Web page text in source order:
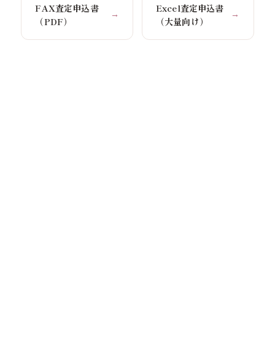
FAX査定申込書
（PDF）
→
Excel査定申込書
（大量向け）
→